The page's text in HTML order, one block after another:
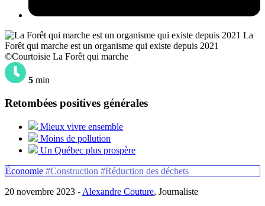
La
Forêt qui marche est un organisme qui existe depuis 2021
©Courtoisie La Forêt qui marche
5 min
Retombées positives générales
Mieux vivre ensemble
Moins de pollution
Un Québec plus prospère
Économie #Construction #Réduction des déchets
20 novembre 2023 -Alexandre Couture, Journaliste